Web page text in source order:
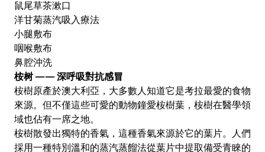
鼠尾草茶漱口
洋甘菊蒸汽吸入療法
小腿敷布
咽喉敷布
鼻腔沖洗
桉树 —— 深呼吸對抗感冒
桉樹原產於澳大利亞，大多數人知道它是考拉最愛的食物
來源。但不僅這些可愛的動物鐘愛桉樹葉，桉樹在醫學領
域也佔有一席之地。
桉樹散發出獨特的香氣，這種香氣來源於它的葉片。人們
採用一種特別溫和的蒸汽蒸餾法從葉片中提取備受青睞的